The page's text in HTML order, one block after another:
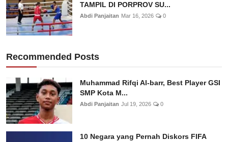
TAMPIL DI PORPROV SU...
Abdi Panjaitan Mar 16, 2026 0
Recommended Posts
Muhammad Rifqi Al-barr, Best Player GSI
SMP Kota M...
Abdi Panjaitan Jul 19, 2026 0
10 Negara yang Pernah Diskors FIFA